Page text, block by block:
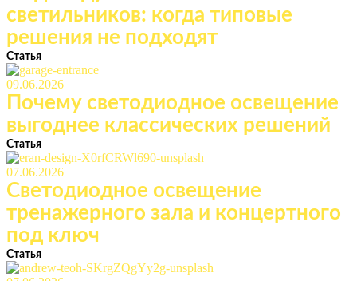
светильников: когда типовые
решения не подходят
Статья
09.06.2026
Почему светодиодное освещение
выгоднее классических решений
Статья
07.06.2026
Светодиодное освещение
тренажерного зала и концертного
под ключ
Статья